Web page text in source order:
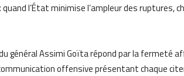
l’État minimise l’ampleur des ruptures,
général Assimi Goïta répond par la fermeté
offensive présentant chaque